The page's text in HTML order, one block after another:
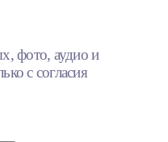
фото, аудио и
с согласия